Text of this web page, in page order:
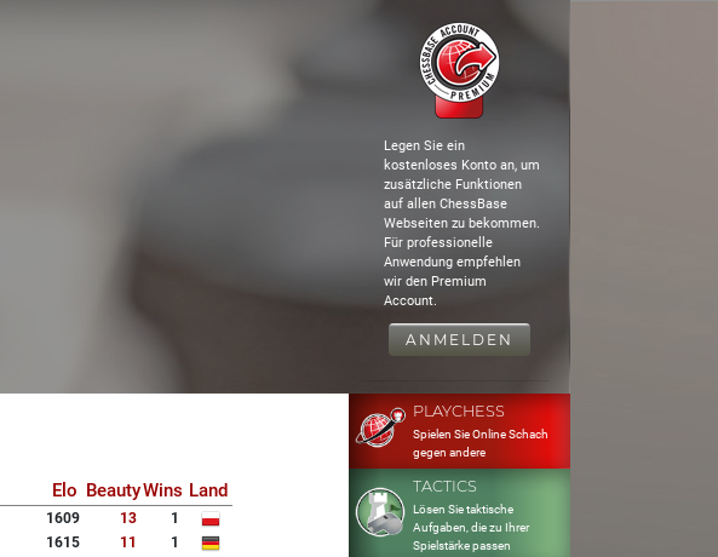
Legen Sie ein
kostenloses Konto an, um
zusätzliche Funktionen
auf allen ChessBase
Webseiten zu bekommen.
Für professionelle
Anwendung empfehlen
wir den Premium
Account.
ANMELDEN
Elo BeautyWins Land
1609 13
1
1615 11
1
PLAYCHESS
Spielen Sie Online Schach
gegen andere
TACTICS
Lösen Sie taktische
Aufgaben, die zu Ihrer
Spielstärke passen